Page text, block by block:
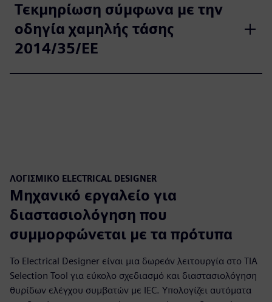
Τεκμηρίωση σύμφωνα με την
οδηγία χαμηλής τάσης
2014/35/ΕΕ
ΛΟΓΙΣΜΙΚΌ ELECTRICAL DESIGNER
Μηχανικό εργαλείο για
διαστασιολόγηση που
συμμορφώνεται με τα πρότυπα
Το Electrical Designer είναι μια δωρεάν λειτουργία στο TIA
Selection Tool για εύκολο σχεδιασμό και διαστασιολόγηση
θυρίδων ελέγχου συμβατών με IEC. Υπολογίζει αυτόματα